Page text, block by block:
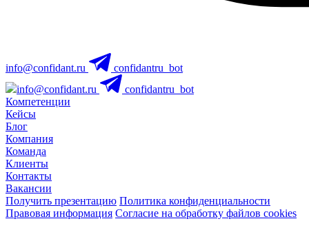
info@confidant.ru
confidantru_bot
info@confidant.ru
confidantru_bot
Компетенции
Кейсы
Блог
Компания
Команда
Клиенты
Контакты
Вакансии
Получить презентацию Политика конфиденциальности
Правовая информация Согласие на обработку файлов cookies